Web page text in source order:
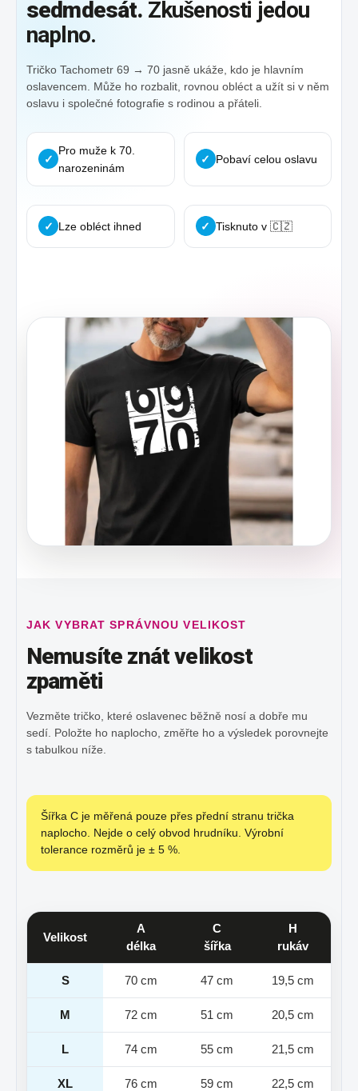
sedmdesát. Zkušenosti jedou
naplno.
Tričko Tachometr 69 → 70 jasně ukáže, kdo je hlavním
oslavencem. Může ho rozbalit, rovnou obléct a užít si v něm
oslavu i společné fotografie s rodinou a přáteli.
✓
Pro muže k 70.
narozeninám
✓ Pobaví celou oslavu
✓ Lze obléct ihned ✓ Tisknuto v 🇨🇿
JAK VYBRAT SPRÁVNOU VELIKOST
Nemusíte znát velikost
zpaměti
Vezměte tričko, které oslavenec běžně nosí a dobře mu
sedí. Položte ho naplocho, změřte ho a výsledek porovnejte
s tabulkou níže.
Šířka C je měřená pouze přes přední stranu trička
naplocho. Nejde o celý obvod hrudníku. Výrobní
tolerance rozměrů je ± 5 %.
Velikost
A
délka
C
šířka
H
rukáv
S 70 cm 47 cm 19,5 cm
M 72 cm 51 cm 20,5 cm
L 74 cm 55 cm 21,5 cm
XL 76 cm 59 cm 22,5 cm